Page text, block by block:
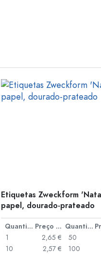
Etiquetas Zweckform
papel, dourado-prateado
Quantidade Preço por peça Quantidade
1
2,65 €
10
2,57 €
50
100